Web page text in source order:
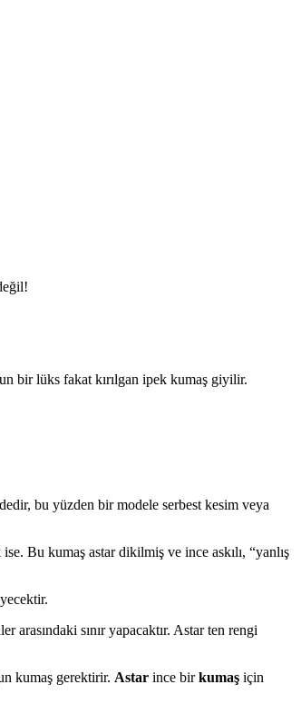
bir lüks fakat kırılgan ipek kumaş giyilir.
bu yüzden bir modele serbest kesim veya
Bu kumaş astar dikilmiş ve ince askılı, “yanlış
sınır yapacaktır. Astar ten rengi
kumaş gerektirir. Astar ince birkumaş için